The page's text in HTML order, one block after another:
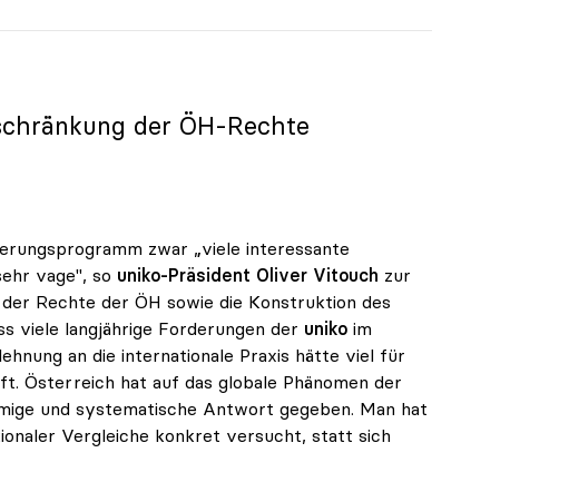
der ÖH-Rechte
zwar „viele interessante
vage", so uniko-Präsident Oliver Vitouch zur
Rechte der ÖH sowie die Konstruktion des
viele langjährige Forderungen der uniko im
an die internationale Praxis hätte viel für
Österreich hat auf das globale Phänomen der
und systematische Antwort gegeben. Man hat
Vergleiche konkret versucht, statt sich